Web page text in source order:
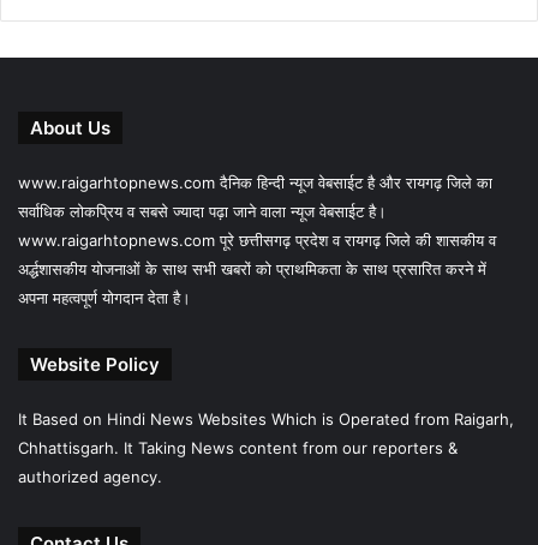
About Us
www.raigarhtopnews.com दैनिक हिन्दी न्यूज वेबसाईट है और रायगढ़ जिले का
सर्वाधिक लोकप्रिय व सबसे ज्यादा पढ़ा जाने वाला न्यूज वेबसाईट है।
www.raigarhtopnews.com पूरे छत्तीसगढ़ प्रदेश व रायगढ़ जिले की शासकीय व
अर्द्धशासकीय योजनाओं के साथ सभी खबरों को प्राथमिकता के साथ प्रसारित करने में
अपना महत्वपूर्ण योगदान देता है।
Website Policy
It Based on Hindi News Websites Which is Operated from Raigarh,
Chhattisgarh. It Taking News content from our reporters &
authorized agency.